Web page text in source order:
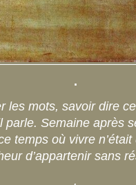
.
les mots, savoir dire
parle. Semaine après
temps où vivre
d’appartenir sans
.